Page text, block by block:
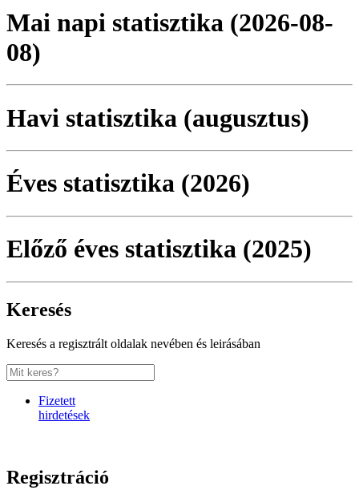
Mai napi statisztika (2026-08-
08)
Havi statisztika (augusztus)
Éves statisztika (2026)
Előző éves statisztika (2025)
Keresés
Keresés a regisztrált oldalak nevében és leirásában
Fizetett
hirdetések
Regisztráció